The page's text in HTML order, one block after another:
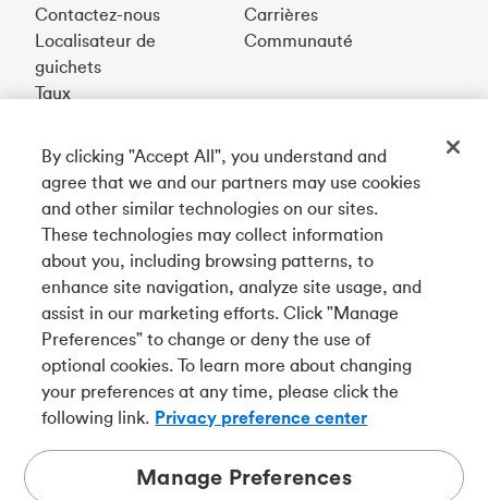
Contactez-nous
Localisateur de
guichets
Taux
Carrières
Communauté
English
Téléchargez notre appli
Connectez-vous avec nous
Tangerine est le nom commercial de la Banque Tangerine,
une filiale en propriété exclusive de La Banque de
Nouvelle-Écosse etmembre à part entière de la SADC
By clicking "Accept All", you understand and
agree that we and our partners may use cookies
and other similar technologies on our sites.
These technologies may collect information
about you, including browsing patterns, to
enhance site navigation, analyze site usage, and
assist in our marketing efforts. Click "Manage
Preferences" to change or deny the use of
optional cookies. To learn more about changing
your preferences at any time, please click the
following link. Privacy preference center
Manage Preferences